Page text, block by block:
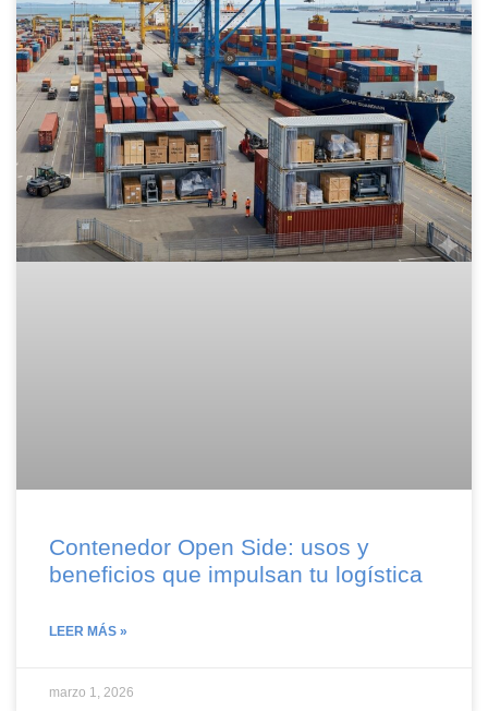
Contenedor Open Side: usos y
beneficios que impulsan tu logística
LEER MÁS »
marzo 1, 2026